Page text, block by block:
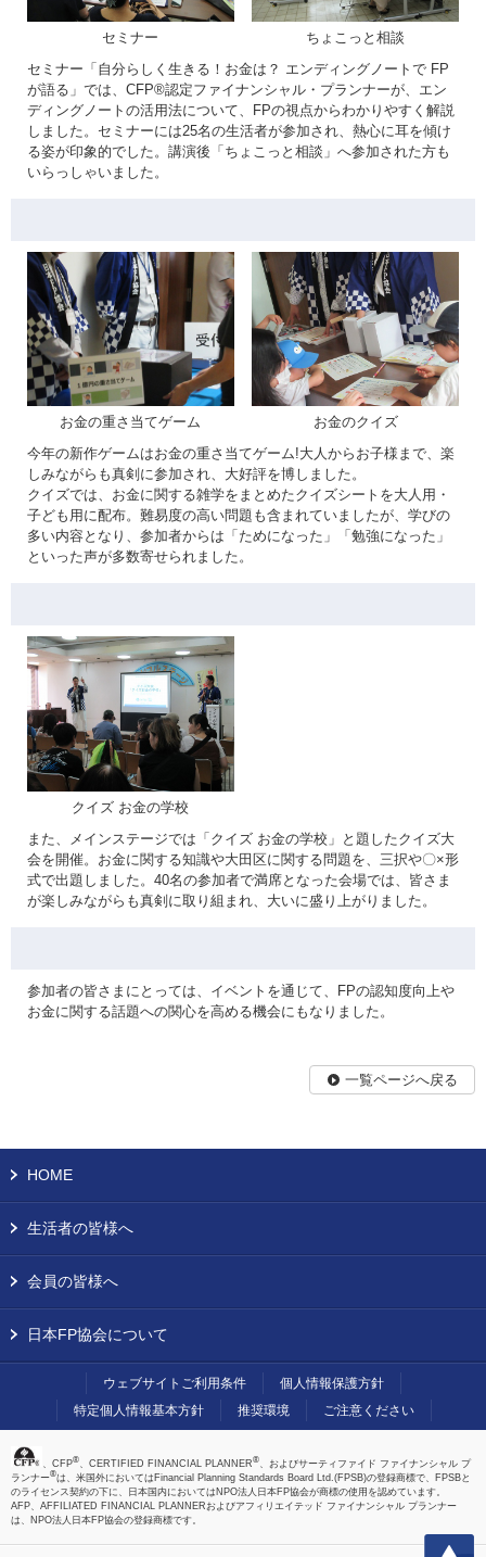
セミナー
ちょこっと相談
セミナー「自分らしく生きる！お金は？ エンディングノートで FP
が語る」では、CFP®認定ファイナンシャル・プランナーが、エン
ディングノートの活用法について、FPの視点からわかりやすく解説
しました。セミナーには25名の生活者が参加され、熱心に耳を傾け
る姿が印象的でした。講演後「ちょこっと相談」へ参加された方も
いらっしゃいました。
お金の重さ当てゲーム
お金のクイズ
今年の新作ゲームはお金の重さ当てゲーム!大人からお子様まで、楽
しみながらも真剣に参加され、大好評を博しました。
クイズでは、お金に関する雑学をまとめたクイズシートを大人用・
子ども用に配布。難易度の高い問題も含まれていましたが、学びの
多い内容となり、参加者からは「ためになった」「勉強になった」
といった声が多数寄せられました。
クイズ お金の学校
また、メインステージでは「クイズ お金の学校」と題したクイズ大
会を開催。お金に関する知識や大田区に関する問題を、三択や〇×形
式で出題しました。40名の参加者で満席となった会場では、皆さま
が楽しみながらも真剣に取り組まれ、大いに盛り上がりました。
参加者の皆さまにとっては、イベントを通じて、FPの認知度向上や
お金に関する話題への関心を高める機会にもなりました。
一覧ページへ戻る
上へ
HOME
生活者の皆様へ
会員の皆様へ
日本FP協会について
ウェブサイトご利用条件
個人情報保護方針
特定個人情報基本方針
推奨環境 ご注意ください
、CFP®、CERTIFIED FINANCIAL PLANNER®、およびサーティファイド ファイナンシャル プ
ランナー®は、米国外においてはFinancial Planning Standards Board Ltd.(FPSB)の登録商標で、FPSBと
のライセンス契約の下に、日本国内においてはNPO法人日本FP協会が商標の使用を認めています。
AFP、AFFILIATED FINANCIAL PLANNERおよびアフィリエイテッド ファイナンシャル プランナー
は、NPO法人日本FP協会の登録商標です。